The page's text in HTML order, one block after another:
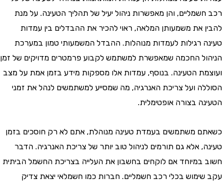
והן מאפשרות ניהול יעיל של תהליך הטעינה. על מנת
את משמעותן המלאה, ראוי להכיר את ההבדלים בין עמדות
רגילות לעמדות מנוהלות. ההבדל המשמעותי טמון במערכת
החכמה שמאפשרת למשתמש לקבוע פרמטרים מדויקים של זמן
הטעינה. בנוסף, עמדות אלו מספקות מידע בזמן אמת על מצב
ועל צריכת האנרגיה, מה שמסייע למשתמשים לנהל את זמני
בצורה אופטימלית.
משתמשים בעמדת טעינה מנוהלת, אתם לא רק חוסכים בזמן
אלא גם תורמים לניהול טוב יותר של צריכת האנרגיה. הדבר
אם לוקחים בחשבון את העלייה בצריכת החשמל הביתית
בכלי רכב חשמליים. חברות כמו חשמלאי יצאת צדיק